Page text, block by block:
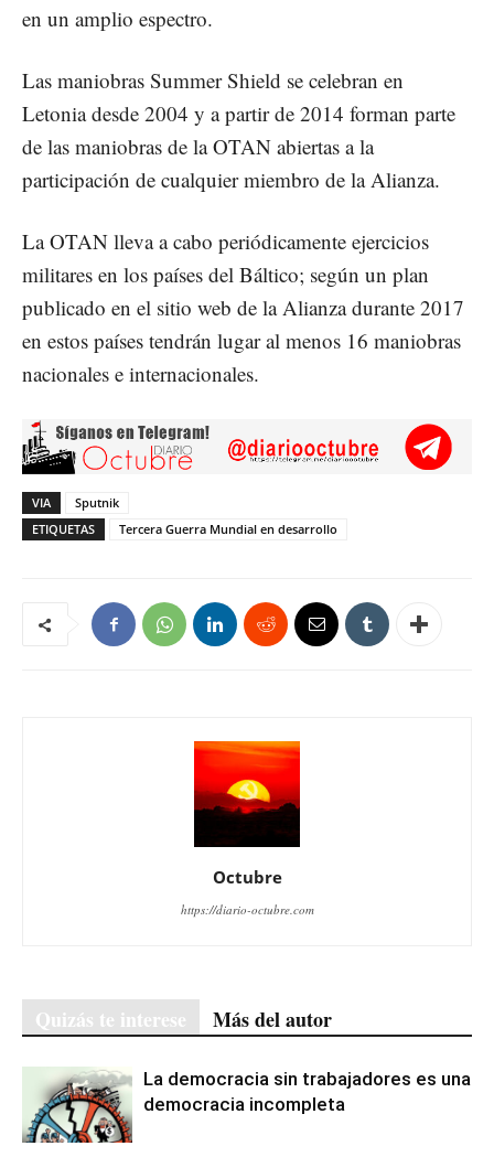
en un amplio espectro.
Las maniobras Summer Shield se celebran en
Letonia desde 2004 y a partir de 2014 forman parte
de las maniobras de la OTAN abiertas a la
participación de cualquier miembro de la Alianza.
La OTAN lleva a cabo periódicamente ejercicios
militares en los países del Báltico; según un plan
publicado en el sitio web de la Alianza durante 2017
en estos países tendrán lugar al menos 16 maniobras
nacionales e internacionales.
VIA
Sputnik
ETIQUETAS
Tercera Guerra Mundial en desarrollo
Octubre
https://diario-octubre.com
Quizás te interese Más del autor
La democracia sin trabajadores es una
democracia incompleta